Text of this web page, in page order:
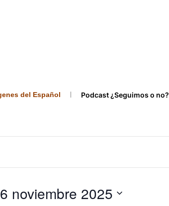
del Español Podcast ¿Seguimos o no?
6 noviembre 2025